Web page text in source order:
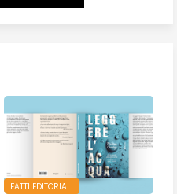
FATTI EDITORIALI